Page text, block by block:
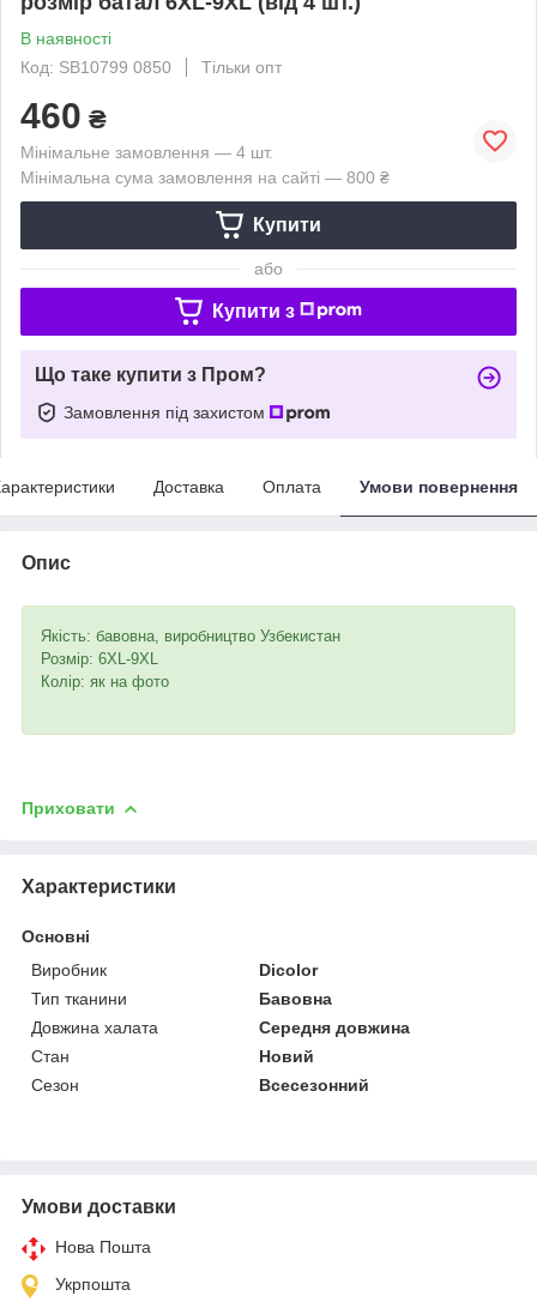
В наявності
Код: SB10799 0850
Тільки опт
460 ₴
Мінімальне замовлення — 4 шт.
Мінімальна сума замовлення на сайті — 800 ₴
Купити
або
Купити з
Що таке купити з Пром?
Замовлення під захистом
Доставка Оплата Умови повернення
Опис
Якість: бавовна, виробництво Узбекистан
Розмір: 6XL-9XL
Колір: як на фото
Приховати
Характеристики
Основні
Виробник
Dicolor
Тип тканини
Бавовна
Довжина халата
Середня довжина
Стан
Новий
Сезон
Всесезонний
Умови доставки
Нова Пошта
Укрпошта